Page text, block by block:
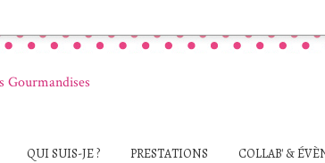
QUI SUIS-JE ? PRESTATIONS COLLAB' &